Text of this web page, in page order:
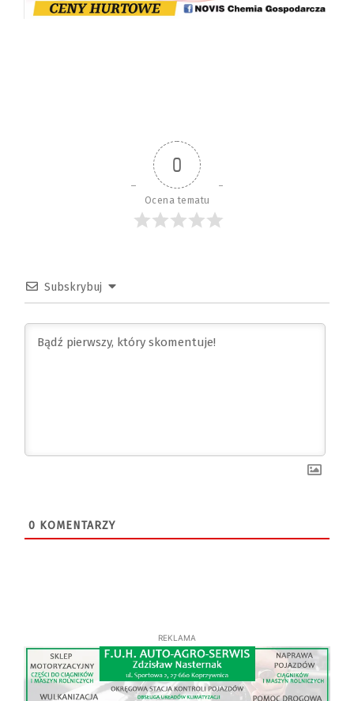
0
Ocena tematu
Subskrybuj
0 KOMENTARZY
REKLAMA